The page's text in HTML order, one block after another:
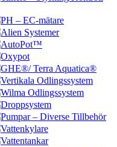
PH – EC-mätare
Alien Systemer
AutoPot™
Oxypot
GHE®/ Terra Aquatica®
Vertikala Odlingssystem
Wilma Odlingssystem
Droppsystem
Pumpar – Diverse Tillbehör
Vattenkylare
Vattentankar